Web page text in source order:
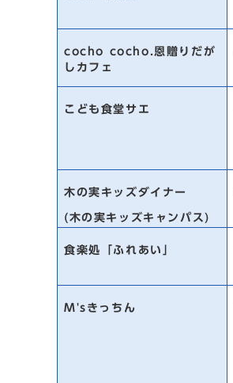
cocho cocho.恩贈りだが
しカフェ
こども食堂サエ
木の実キッズダイナー
(木の実キッズキャンパス)
食楽処「ふれあい」
M'sきっちん